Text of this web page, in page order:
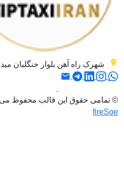
شهرک راه آهن بلوار جنگلبان
© تمامی حقوق این قالب محفوظ
fireSoe